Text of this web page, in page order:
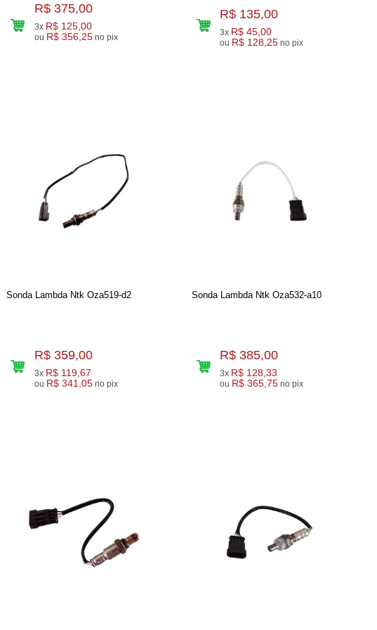
R$ 375,00
3x R$ 125,00
ou R$ 356,25 no pix
R$ 135,00
3x R$ 45,00
ou R$ 128,25 no pix
Sonda Lambda Ntk Oza519-d2
R$ 359,00
3x R$ 119,67
ou R$ 341,05 no pix
Sonda Lambda Ntk Oza532-a10
R$ 385,00
3x R$ 128,33
ou R$ 365,75 no pix